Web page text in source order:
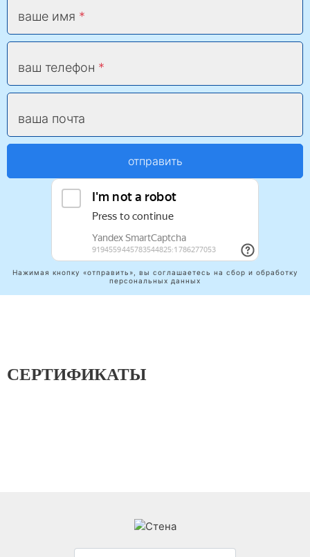
ваше имя
ваш телефон
ваша почта
отправить
Нажимая кнопку «отправить», вы соглашаетесь на сбор и обработку
персональных данных
СЕРТИФИКАТЫ